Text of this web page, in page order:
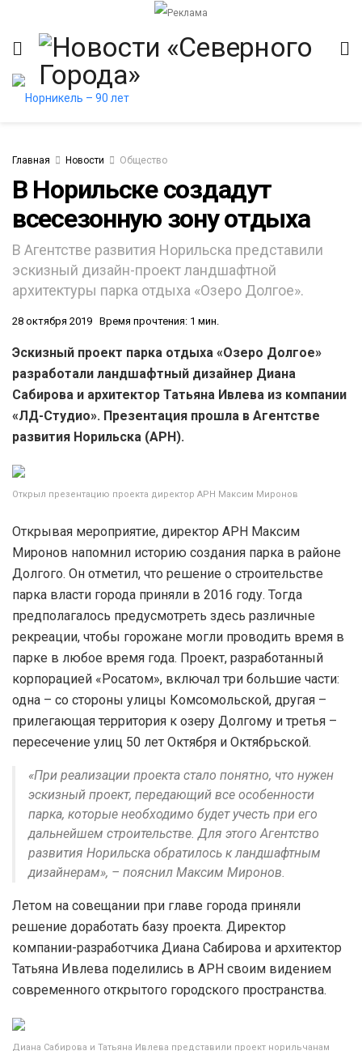
Главная Новости Общество
В Норильске создадут
всесезонную зону отдыха
В Агентстве развития Норильска представили
эскизный дизайн-проект ландшафтной
архитектуры парка отдыха «Озеро Долгое».
28 октября 2019 Время прочтения: 1 мин.
Эскизный проект парка отдыха «Озеро Долгое»
разработали ландшафтный дизайнер Диана
Сабирова и архитектор Татьяна Ивлева из компании
«ЛД-Студио». Презентация прошла в Агентстве
развития Норильска (АРН).
Открыл презентацию проекта директор АРН Максим Миронов
Открывая мероприятие, директор АРН Максим
Миронов напомнил историю создания парка в районе
Долгого. Он отметил, что решение о строительстве
парка власти города приняли в 2016 году. Тогда
предполагалось предусмотреть здесь различные
рекреации, чтобы горожане могли проводить время в
парке в любое время года. Проект, разработанный
корпорацией «Росатом», включал три большие части:
одна – со стороны улицы Комсомольской, другая –
прилегающая территория к озеру Долгому и третья –
пересечение улиц 50 лет Октября и Октябрьской.
«При реализации проекта стало понятно, что нужен
эскизный проект, передающий все особенности
парка, которые необходимо будет учесть при его
дальнейшем строительстве. Для этого Агентство
развития Норильска обратилось к ландшафтным
дизайнерам», – пояснил Максим Миронов.
Летом на совещании при главе города приняли
решение доработать базу проекта. Директор
компании-разработчика Диана Сабирова и архитектор
Татьяна Ивлева поделились в АРН своим видением
современного открытого городского пространства.
Диана Сабирова и Татьяна Ивлева представили проект норильчанам